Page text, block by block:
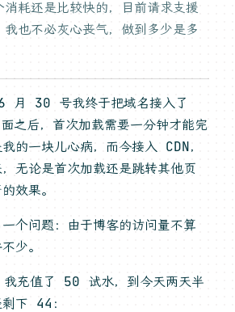
消耗还是比较快的，目前请求支援
我也不必灰心丧气，做到多少是多
月 30 号我终于把域名接入了
之后，首次加载需要一分钟才能完
的一块儿心病，而今接入 CDN，
无论是首次加载还是跳转其他页
效果。
个问题：由于博客的访问量不算
少。
充值了 50 试水，到今天两天半
下 44：